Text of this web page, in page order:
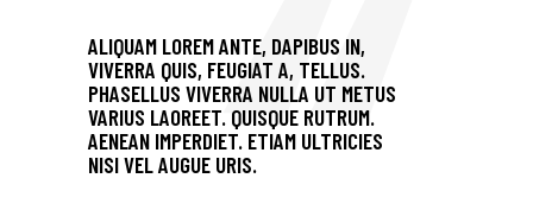
ALIQUAM LOREM ANTE, DAPIBUS IN,
VIVERRA QUIS, FEUGIAT A, TELLUS.
PHASELLUS VIVERRA NULLA UT METUS
VARIUS LAOREET. QUISQUE RUTRUM.
AENEAN IMPERDIET. ETIAM ULTRICIES
NISI VEL AUGUE URIS.